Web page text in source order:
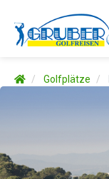
Golfplätze